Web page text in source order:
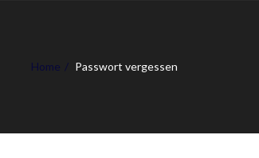
Home Passwort vergessen